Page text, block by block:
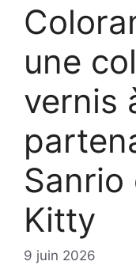
une
vernis
Sanrio
Kitty
9 juin 2026